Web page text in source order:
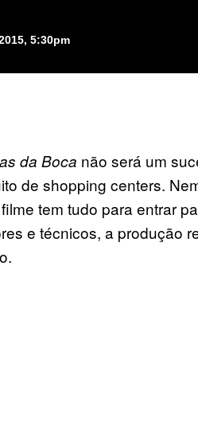
5:30pm
da Boca não será um
de shopping centers.
tem tudo para entrar
e técnicos, a produção